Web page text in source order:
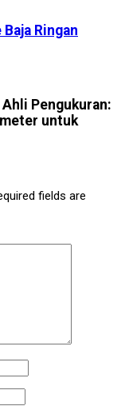
Ringan
Pengukuran:
untuk
fields are